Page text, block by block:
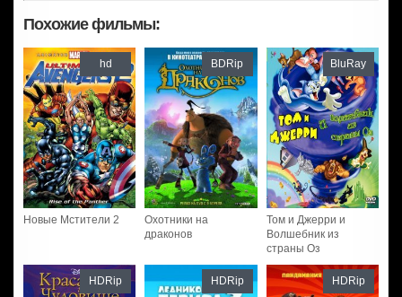
Похожие фильмы:
Новые Мстители 2
hd
Охотники на
драконов
BDRip
Том и Джерри и
Волшебник из
страны Оз
BluRay
HDRip HDRip HDRip